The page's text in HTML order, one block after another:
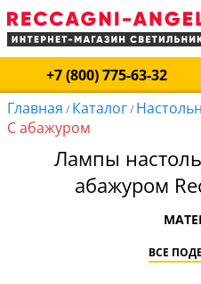
+7 (800) 775-63-32
Главная / Каталог/
С абажуром
Лампы
абажуром
ВСЕ